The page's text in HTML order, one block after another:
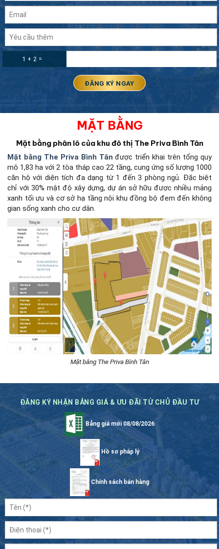
1 + 2 =
MẶT BẰNG
Mặt bằng phân lô của khu đô thị The Priva Bình Tân
Mặt bằng The Priva Bình Tânđược triển khai trên tổng quy
mô 1,83 ha với 2 tòa tháp cao 22 tầng, cung ứng số lượng 1000
căn hộ với diện tích đa dạng từ 1 đến 3 phòng ngủ. Đặc biệt
chỉ với 30% mật độ xây dựng, dự án sở hữu được nhiều mảng
xanh tối ưu và cơ sở hạ tầng nội khu đồng bộ đem đến không
gian sống xanh cho cư dân.
Mặt bằng The Priva Bình Tân
ĐĂNG KÝ NHẬN BẢNG GIÁ & ƯU ĐÃI TỪ CHỦ ĐẦU TƯ
Bảng giá mới 08/08/2026
Hồ sơ pháp lý
Chính sách bán hàng